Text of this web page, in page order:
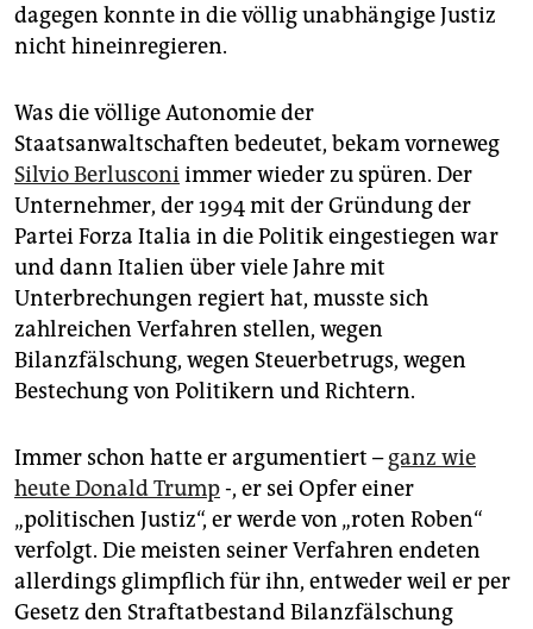
dagegen konnte in die völlig unabhängige Justiz
nicht hineinregieren.
Was die völlige Autonomie der
Staatsanwaltschaften bedeutet, bekam vorneweg
Silvio Berlusconiimmer wieder zu spüren. Der
Unternehmer, der 1994 mit der Gründung der
Partei Forza Italia in die Politik eingestiegen war
und dann Italien über viele Jahre mit
Unterbrechungen regiert hat, musste sich
zahlreichen Verfahren stellen, wegen
Bilanzfälschung, wegen Steuerbetrugs, wegen
Bestechung von Politikern und Richtern.
Immer schon hatte er argumentiert –ganz wie
heute Donald Trump-, er sei Opfer einer
„politischen Justiz“, er werde von „roten Roben“
verfolgt. Die meisten seiner Verfahren endeten
allerdings glimpflich für ihn, entweder weil er per
Gesetz den Straftatbestand Bilanzfälschung